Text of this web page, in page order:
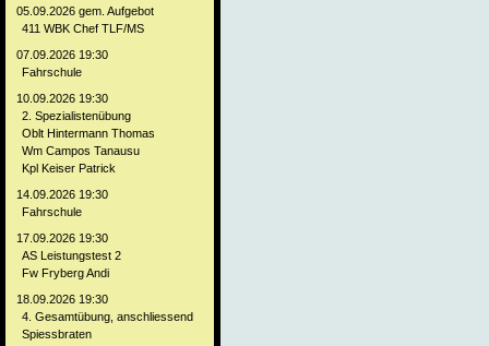
05.09.2026 gem. Aufgebot
411 WBK Chef TLF/MS
07.09.2026 19:30
Fahrschule
10.09.2026 19:30
2. Spezialistenübung
Oblt Hintermann Thomas
Wm Campos Tanausu
Kpl Keiser Patrick
14.09.2026 19:30
Fahrschule
17.09.2026 19:30
AS Leistungstest 2
Fw Fryberg Andi
18.09.2026 19:30
4. Gesamtübung, anschliessend
Spiessbraten